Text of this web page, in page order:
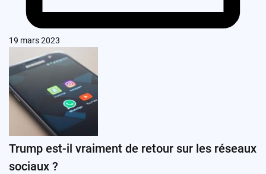
19 mars 2023
Trump est-il vraiment de retour sur les réseaux
sociaux ?